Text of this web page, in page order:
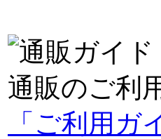
通販のご利
「ご利用ガ